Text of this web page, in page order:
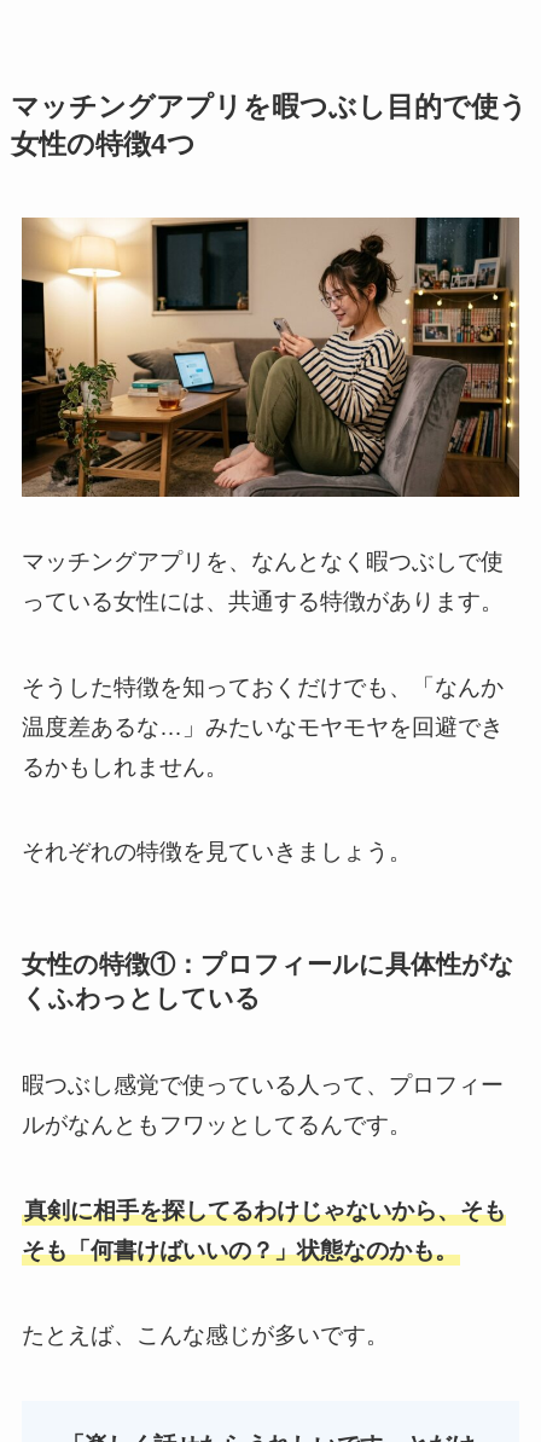
マッチングアプリを暇つぶし目的で使う
女性の特徴4つ
マッチングアプリを、なんとなく暇つぶしで使
っている女性には、共通する特徴があります。
そうした特徴を知っておくだけでも、「なんか
温度差あるな…」みたいなモヤモヤを回避でき
るかもしれません。
それぞれの特徴を見ていきましょう。
女性の特徴①：プロフィールに具体性がな
くふわっとしている
暇つぶし感覚で使っている人って、プロフィー
ルがなんともフワッとしてるんです。
真剣に相手を探してるわけじゃないから、そも
そも「何書けばいいの？」状態なのかも。
たとえば、こんな感じが多いです。